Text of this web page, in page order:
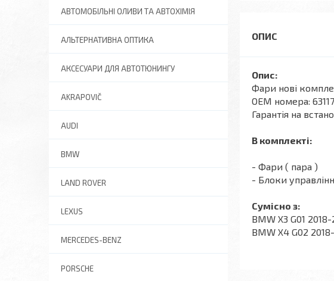
Опис:
Фари нові
OEM номера:
Гарантія на
В комплекті:
- Фари ( пара )
- Блоки
Cумісно з:
BMW X3 G01
BMW X4 G02
АВТОМОБІЛЬНІ ОЛИВИ ТА АВТОХІМІЯ
АЛЬТЕРНАТИВНА ОПТИКА
АКСЕСУАРИ ДЛЯ АВТОТЮНИНГУ
AKRAPOVIČ
AUDI
BMW
LAND ROVER
LEXUS
MERCEDES-BENZ
PORSCHE